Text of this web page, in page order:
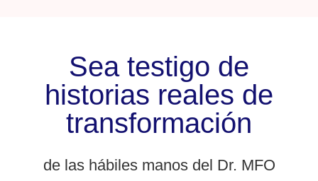
Sea testigo de
historias reales de
transformación
de las hábiles manos del Dr. MFO